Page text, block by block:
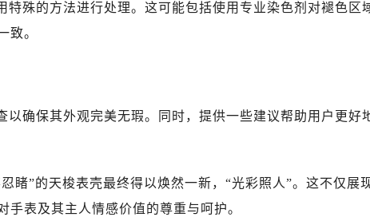
特殊的方法进行处理。这可能包括使用专业染色剂对褪色区
致。
以确保其外观完美无瑕。同时，提供一些建议帮助用户更好
睹”的天梭表壳最终得以焕然一新，“光彩照人”。这不仅展
表及其主人情感价值的尊重与呵护。